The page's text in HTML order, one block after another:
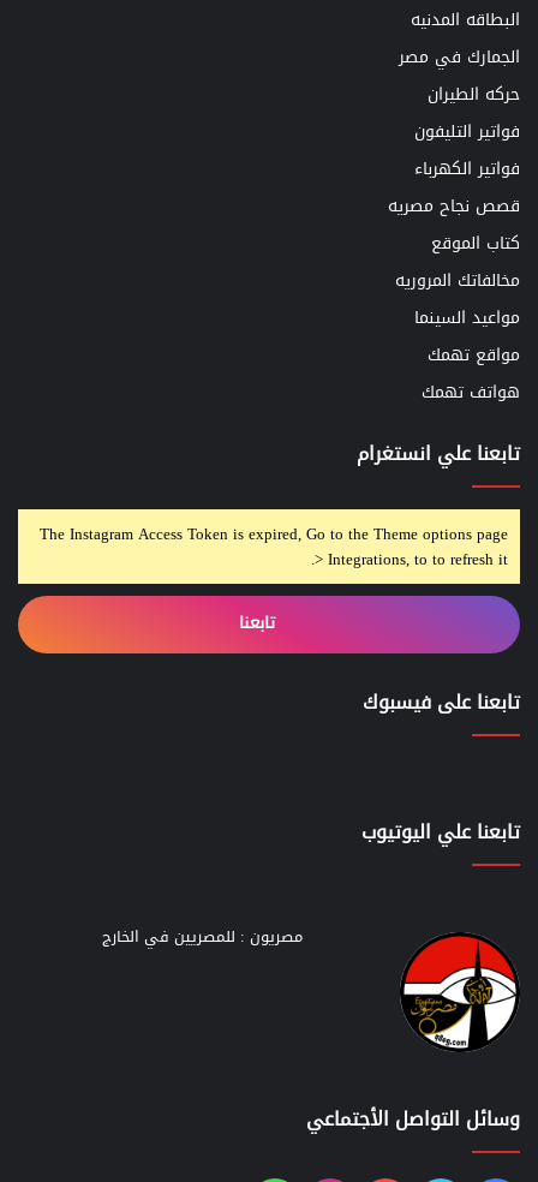
البطاقه المدنيه
الجمارك في مصر
حركه الطيران
فواتير التليفون
فواتير الكهرباء
قصص نجاح مصريه
كتاب الموقع
مخالفاتك المروريه
مواعيد السينما
مواقع تهمك
هواتف تهمك
تابعنا علي انستغرام
The Instagram Access Token is expired, Go to the Theme options page
> Integrations, to to refresh it.
تابعنا
تابعنا على فيسبوك
تابعنا علي اليوتيوب
مصريون : للمصريين في الخارج
وسائل التواصل الأجتماعي